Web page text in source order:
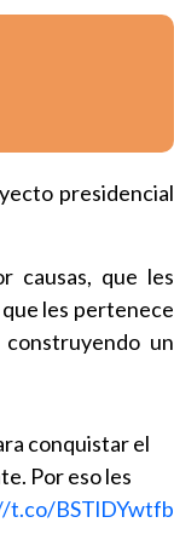
presidencial
causas, que les
les pertenece
un
conquistar el
Por eso les
t.co/BSTlDYwtfb